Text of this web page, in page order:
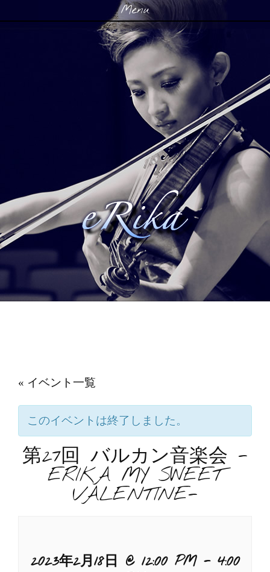
Menu
« イベント一覧
このイベントは終了しました。
第27回 バルカン音楽会 -
ERIKA MY SWEET
VALENTINE-
2023年2月18日 @ 12:00 PM- 4:00